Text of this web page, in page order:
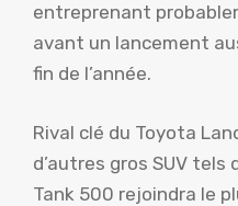
entreprenant
avant un lancement
fin de l’année.
Rival clé du Toyota
d’autres gros SUV tels
Tank 500 rejoindra le